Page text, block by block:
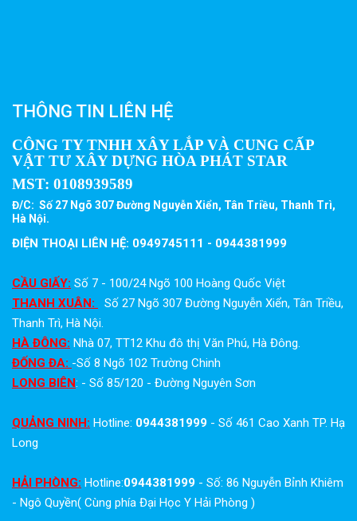
THÔNG TIN LIÊN HỆ
CÔNG TY TNHH XÂY LẮP VÀ CUNG CẤP
VẬT TƯ XÂY DỰNG HÒA PHÁT STAR
MST: 0108939589
Đ/C: Số 27 Ngõ 307 Đường Nguyễn Xiển, Tân Triều, Thanh Trì,
Hà Nội.
ĐIỆN THOẠI LIÊN HỆ: 0949745111 - 0944381999
CẦU GIẤY: Số 7 - 100/24 Ngõ 100 Hoàng Quốc Việt
THANH XUÂN:
Số 27 Ngõ 307 Đường Nguyễn Xiển, Tân Triều,
Thanh Trì, Hà Nội.
HÀ ĐÔNG: Nhà 07, TT12 Khu đô thị Văn Phú, Hà Đông.
ĐỐNG ĐA: -Số 8 Ngõ 102 Trường Chinh
LONG BIÊN: - Số 85/120 - Đường Nguyên Sơn
QUẢNG NINH: Hotline: 0944381999 - Số 461 Cao Xanh TP. Hạ
Long
HẢI PHÒNG: Hotline:0944381999 - Số: 86 Nguyễn Bỉnh Khiêm
- Ngô Quyền( Cùng phía Đại Học Y Hải Phòng )